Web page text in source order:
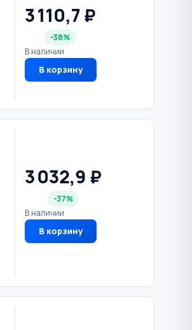
3 110,7 ₽
-38%
В наличии
В корзину
3 032,9 ₽
-37%
В наличии
В корзину